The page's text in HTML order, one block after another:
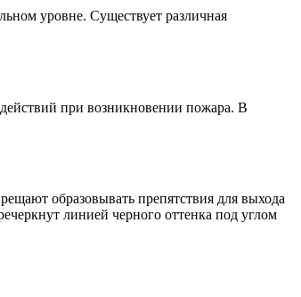
уровне. Существует различная
при возникновении пожара. В
образовывать препятствия для выхода
линией черного оттенка под углом